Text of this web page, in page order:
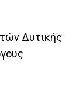
Δυτικής